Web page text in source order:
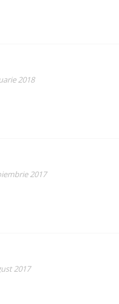
2018
2017
2017